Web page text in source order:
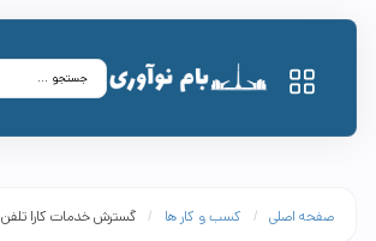
صفحه اصلی / کسب و کار ها / گسترش خدمات کارا تلفن